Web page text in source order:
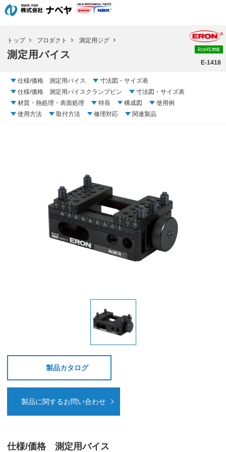
トップ プロダクト 測定用ジグ
測定用バイス
E-1418
仕様/価格 測定用バイス
寸法図・サイズ表
仕様/価格 測定用バイスクランプピン
寸法図・サイズ表
材質・熱処理・表面処理
特長 構成図
使用例
使用方法
取付方法 修理対応 関連製品
製品カタログ
製品に関するお問い合わせ
仕様/価格 測定用バイス